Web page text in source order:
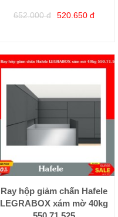
652.000 đ 520.650 đ
Ray hộp giảm chấn Hafele
LEGRABOX xám mờ 40kg